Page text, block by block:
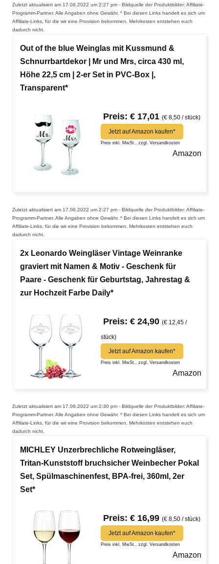
Zuletzt aktualisiert am 17.06.2022 um 2:27 pm - Bildquelle der Produktbilder: Affiliate-
Programm-Partner. Alle Angaben ohne Gewähr. * Bei diesen Links handelt es sich um
Affiliate-Links, für die wir eine Provision bekommen. Mehrkosten entstehen euch
dadurch nicht.
Out of the blue Weinglas mit Kussmund &
Schnurrbartdekor | Mr und Mrs, circa 430 ml,
Höhe 22,5 cm | 2-er Set in PVC-Box |,
Transparent*
Preis: € 17,01 (€ 8,50 / stück)
Jetzt auf Amazon kaufen*
Preis inkl. MwSt., zzgl. Versandkosten
Amazon
Zuletzt aktualisiert am 17.06.2022 um 2:27 pm - Bildquelle der Produktbilder: Affiliate-
Programm-Partner. Alle Angaben ohne Gewähr. * Bei diesen Links handelt es sich um
Affiliate-Links, für die wir eine Provision bekommen. Mehrkosten entstehen euch
dadurch nicht.
2x Leonardo Weingläser Vintage Weinranke
graviert mit Namen & Motiv - Geschenk für
Paare - Geschenk für Geburtstag, Jahrestag &
zur Hochzeit Farbe Daily*
Preis: € 24,90 (€ 12,45 /
stück)
Jetzt auf Amazon kaufen*
Preis inkl. MwSt., zzgl. Versandkosten
Amazon
Zuletzt aktualisiert am 17.06.2022 um 2:30 pm - Bildquelle der Produktbilder: Affiliate-
Programm-Partner. Alle Angaben ohne Gewähr. * Bei diesen Links handelt es sich um
Affiliate-Links, für die wir eine Provision bekommen. Mehrkosten entstehen euch
dadurch nicht.
MICHLEY Unzerbrechliche Rotweingläser,
Tritan-Kunststoff bruchsicher Weinbecher Pokal
Set, Spülmaschinenfest, BPA-frei, 360ml, 2er
Set*
Preis: € 16,99 (€ 8,50 / stück)
Jetzt auf Amazon kaufen*
Preis inkl. MwSt., zzgl. Versandkosten
Amazon